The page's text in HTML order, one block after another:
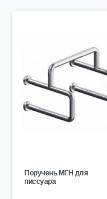
Поручень МГН для
писсуара